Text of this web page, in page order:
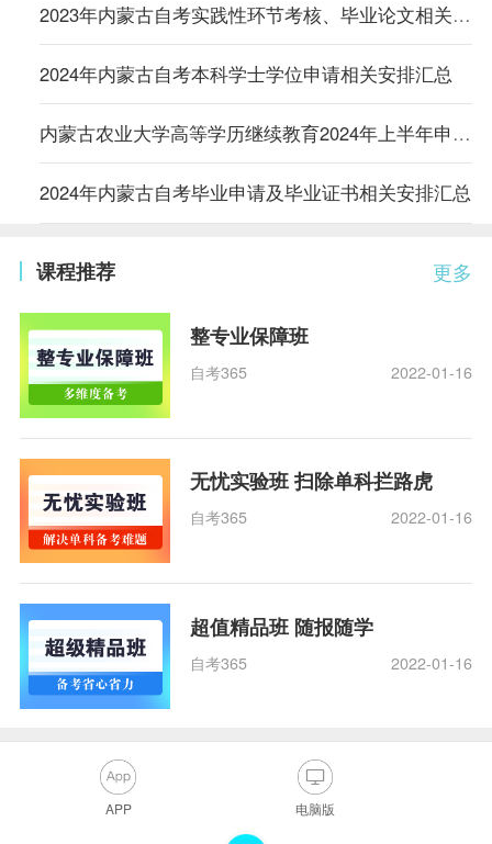
2023年内蒙古自考实践性环节考核、毕业论文相关安排汇总
2024年内蒙古自考本科学士学位申请相关安排汇总
内蒙古农业大学高等学历继续教育2024年上半年申请学士学位的通知
2024年内蒙古自考毕业申请及毕业证书相关安排汇总
更多
课程推荐
整专业保障班
自考365 2022-01-16
无忧实验班 扫除单科拦路虎
自考365 2022-01-16
超值精品班 随报随学
自考365 2022-01-16
APP 电脑版